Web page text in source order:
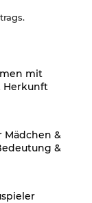
mit
Herkunft
Mädchen &
&